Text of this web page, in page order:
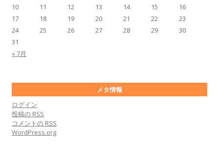
« 7月
10
11 12 13 14 15
16
17
18 19 20 21 22
23
24
25 26 27 28 29
30
31
メタ情報
ログイン
投稿の RSS
コメントの RSS
WordPress.org